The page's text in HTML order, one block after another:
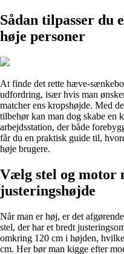
Sådan tilpasser du
høje personer
At finde det rette hæve-
udfordring, især hvis man
matcher ens kropshøjde. Med
tilbehør kan man dog skabe en
arbejdsstation, der både
får du en praktisk guide til,
høje brugere.
Vælg stel og motor
justeringshøjde
Når man er høj, er det
stel, der har et bredt
omkring 120 cm i højden,
cm. Her bør man kigge efter